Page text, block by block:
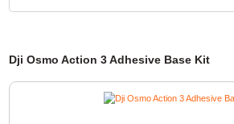
Dji Osmo Action 3 Adhesive Base Kit